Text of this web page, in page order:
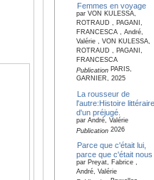
Femmes en voyage
par VON KULESSA,
ROTRAUD , PAGANI,
FRANCESCA , André,
Valérie , VON KULESSA,
ROTRAUD , PAGANI,
FRANCESCA
PublicationPARIS,
GARNIER, 2025
La rousseur de
l'autre:Histoire littéraire
d'un préjugé.
par André, Valérie
Publication2026
Parce que c'était lui,
parce que c'était nous
par Preyat, Fabrice ,
André, Valérie